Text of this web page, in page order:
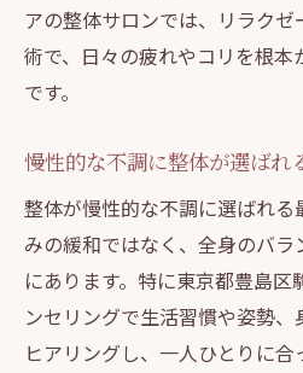
アの整体サロンでは、リラク
術で、日々の疲れやコリを根
です。
慢性的な不調に整体が選ばれ
整体が慢性的な不調に選ばれ
みの緩和ではなく、全身のバ
にあります。特に東京都豊島区
ンセリングで生活習慣や姿勢、
ヒアリングし、一人ひとりに